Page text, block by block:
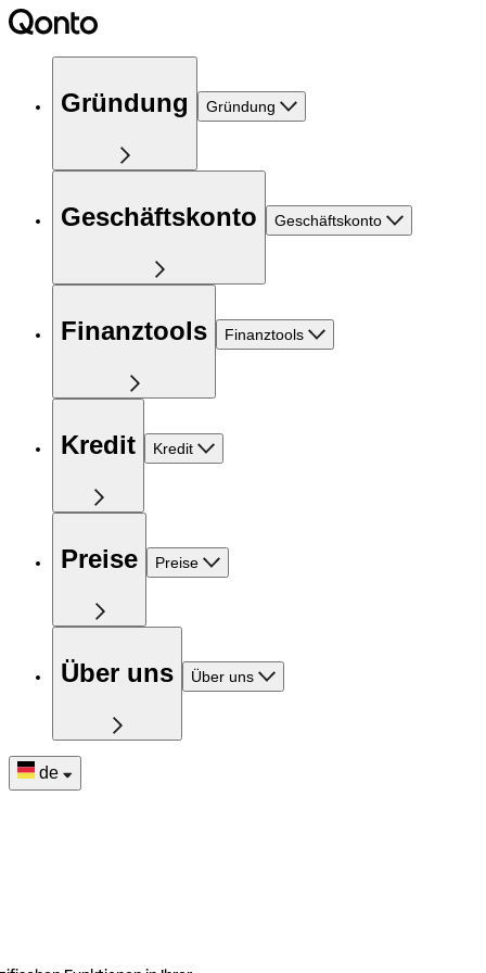
Gründung Gründung
Geschäftskonto Geschäftskonto
Finanztools Finanztools
Kredit Kredit
Preise Preise
Über uns Über uns
de